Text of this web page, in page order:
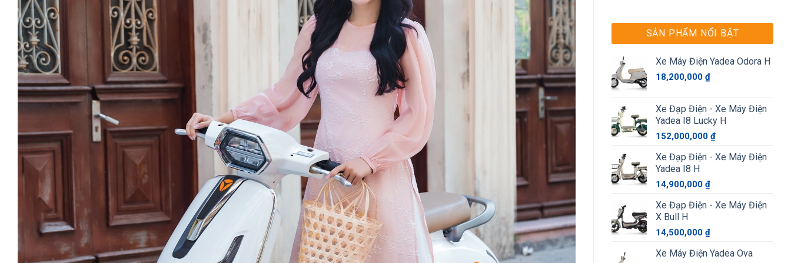
SẢN PHẨM NỔI BẬT
Xe Máy Điện Yadea Odora H
18,200,000 ₫
Xe Đạp Điện - Xe Máy Điện
Yadea I8 Lucky H
152,000,000 ₫
Xe Đạp Điện - Xe Máy Điện
Yadea I8 H
14,900,000 ₫
Xe Đạp Điện - Xe Máy Điện
X Bull H
14,500,000 ₫
Xe Máy Điện Yadea Ova